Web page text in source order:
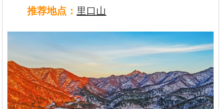
推荐地点‌： 里口山